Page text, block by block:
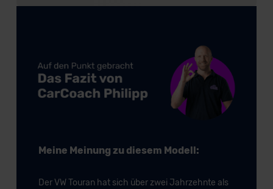
Meine Meinung zu diesem Modell:
Der VW Touran hat sich über zwei Jahrzehnte als